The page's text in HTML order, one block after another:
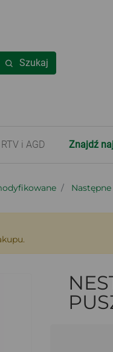
Szukaj
RTV i AGD Znajdź
Następne